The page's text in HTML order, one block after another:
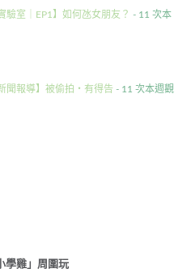
驗室｜EP1】如何氹女朋友？ - 11 次本
聞報導】被偷拍・有得告 - 11 次本週觀
學雞」周圍玩